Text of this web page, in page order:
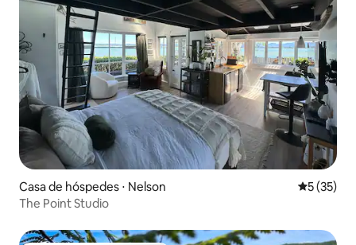
Casa de hóspedes ⋅ Nelson 5 de uma
5 (35)
The Point Studio